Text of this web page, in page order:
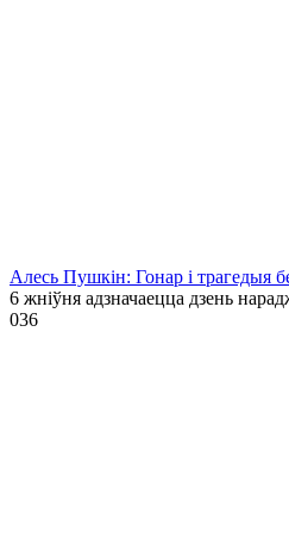
Алесь Пушкін: Гонар і трагедыя
6 жніўня адзначаецца дзень
036